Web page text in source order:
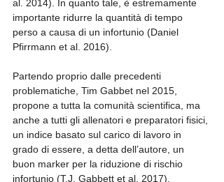
al. 2014). In quanto tale, è estremamente
importante ridurre la quantità di tempo
perso a causa di un infortunio (Daniel
Pfirrmann et al. 2016).
Partendo proprio dalle precedenti
problematiche, Tim Gabbet nel 2015,
propone a tutta la comunità scientifica, ma
anche a tutti gli allenatori e preparatori fisici,
un indice basato sul carico di lavoro in
grado di essere, a detta dell’autore, un
buon marker per la riduzione di rischio
infortunio (T.J. Gabbett et al. 2017).